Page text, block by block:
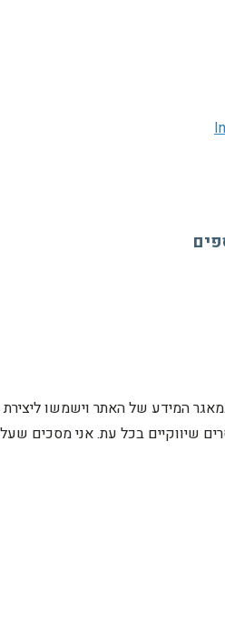
המידע של האתר וישמשו ליצירת
שיווקיים בכל עת. אני מסכים